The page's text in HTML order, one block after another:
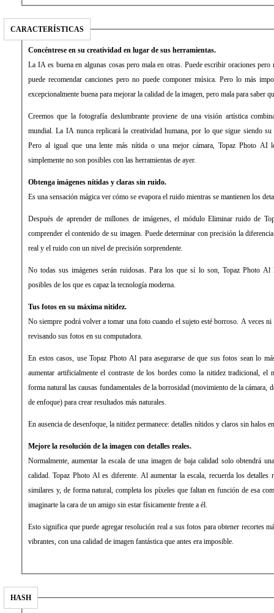
CARACTERÍSTICAS
Concéntrese en su creatividad en lugar de sus herramientas.
La IA es buena en algunas cosas pero mala en otras. Puede escribir oraciones
puede recomendar canciones pero no puede componer música. Pero lo más
excepcionalmente buena para mejorar la calidad de la imagen, pero mala para saber
Creemos que la fotografía deslumbrante proviene de una visión artística
mundial. La IA nunca replicará la creatividad humana, por lo que sigue siendo
Pero al igual que una lente más nítida o una mejor cámara, Topaz Photo AI
simplemente no son posibles con las herramientas de ayer.
Obtenga imágenes nítidas y claras sin ruido.
Es una sensación mágica ver cómo se evapora el ruido mientras se mantienen los
Después de aprender de millones de imágenes, el módulo Eliminar ruido de
comprender el contenido de su imagen. Puede determinar con precisión la
real y el ruido con un nivel de precisión sorprendente.
No todas sus imágenes serán ruidosas. Para los que sí lo son, Topaz Photo Al
posibles de los que es capaz la tecnología moderna.
Tus fotos en su máxima nitidez.
No siempre podrá volver a tomar una foto cuando el sujeto esté borroso. A veces ni
revisando sus fotos en su computadora.
En estos casos, use Topaz Photo Al para asegurarse de que sus fotos sean lo
aumentar artificialmente el contraste de los bordes como la nitidez tradicional, el
forma natural las causas fundamentales de la borrosidad (movimiento de la cámara,
de enfoque) para crear resultados más naturales.
En ausencia de desenfoque, la nitidez permanece: detalles nítidos y claros sin halos
Mejore la resolución de la imagen con detalles reales.
Normalmente, aumentar la escala de una imagen de baja calidad solo obtendrá
calidad. Topaz Photo Al es diferente. Al aumentar la escala, recuerda los detalles
similares y, de forma natural, completa los píxeles que faltan en función de esa
imaginarte la cara de un amigo sin estar físicamente frente a él.
Esto significa que puede agregar resolución real a sus fotos para obtener recortes
vibrantes, con una calidad de imagen fantástica que antes era imposible.
HASH